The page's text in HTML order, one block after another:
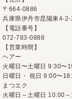
〒664-0886
兵庫県伊丹市昆陽東4-
【電話番号】
072-783-0888
【営業時間】
ヘアー
火曜日〜土曜日 9:30〜
日曜日・ 祝日 9:00〜
まつエク
火曜日～土曜日 10:00